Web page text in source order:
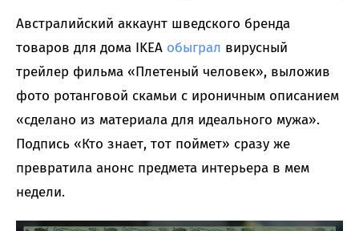
Австралийский аккаунт шведского бренда
товаров для дома IKEA обыграл вирусный
трейлер фильма «Плетеный человек», выложив
фото ротанговой скамьи с ироничным описанием
«сделано из материала для идеального мужа».
Подпись «Кто знает, тот поймет» сразу же
превратила анонс предмета интерьера в мем
недели.